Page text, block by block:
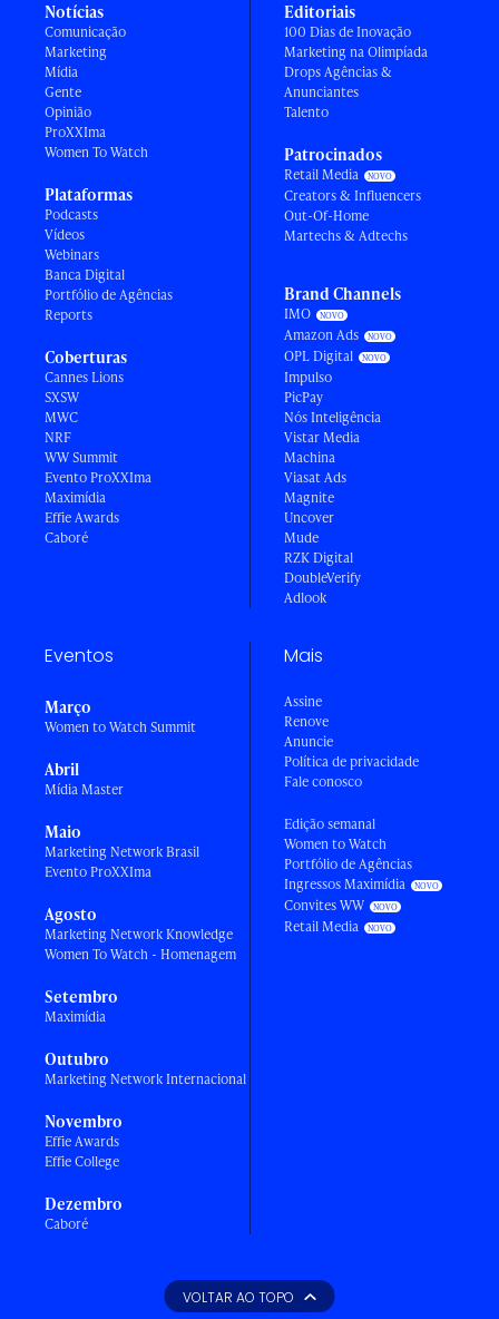
Notícias
Comunicação
Marketing
Mídia
Gente
Opinião
ProXXIma
Women To Watch
Plataformas
Podcasts
Vídeos
Webinars
Banca Digital
Portfólio de Agências
Reports
Coberturas
Cannes Lions
SXSW
MWC
NRF
WW Summit
Evento ProXXIma
Maximídia
Effie Awards
Caboré
Editoriais
100 Dias de Inovação
Marketing na Olimpíada
Drops Agências &
Anunciantes
Talento
Patrocinados
Retail Media
Creators & Influencers
Out-Of-Home
Martechs & Adtechs
Brand Channels
IMO
Amazon Ads
OPL Digital
Impulso
PicPay
Nós Inteligência
Vistar Media
Machina
Viasat Ads
Magnite
Uncover
Mude
RZK Digital
DoubleVerify
Adlook
Eventos
Março
Women to Watch Summit
Abril
Mídia Master
Maio
Marketing Network Brasil
Evento ProXXIma
Agosto
Marketing Network Knowledge
Women To Watch - Homenagem
Setembro
Maximídia
Outubro
Marketing Network Internacional
Novembro
Effie Awards
Effie College
Dezembro
Caboré
Mais
Assine
Renove
Anuncie
Política de privacidade
Fale conosco
Edição semanal
Women to Watch
Portfólio de Agências
Ingressos Maximídia
Convites WW
Retail Media
VOLTAR AO TOPO